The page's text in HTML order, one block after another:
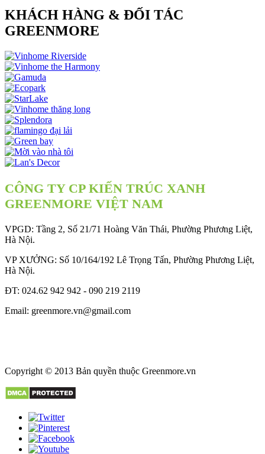
KHÁCH HÀNG & ĐỐI TÁC
GREENMORE
CÔNG TY CP KIẾN TRÚC XANH
GREENMORE VIỆT NAM
VPGD: Tầng 2, Số 21/71 Hoàng Văn Thái, Phường Phương Liệt,
Hà Nội.
VP XƯỞNG: Số 10/164/192 Lê Trọng Tấn, Phường Phương Liệt,
Hà Nội.
ĐT: 024.62 942 942 - 090 219 2119
Email: greenmore.vn@gmail.com
Copyright © 2013 Bản quyền thuộc Greenmore.vn